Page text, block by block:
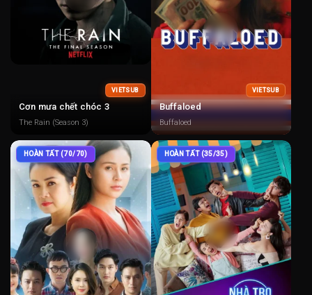
VIETSUB
Cơn mưa chết chóc 3
The Rain (Season 3)
VIETSUB
Buffaloed
Buffaloed
HOÀN TẤT (70/70) HOÀN TẤT (35/35)